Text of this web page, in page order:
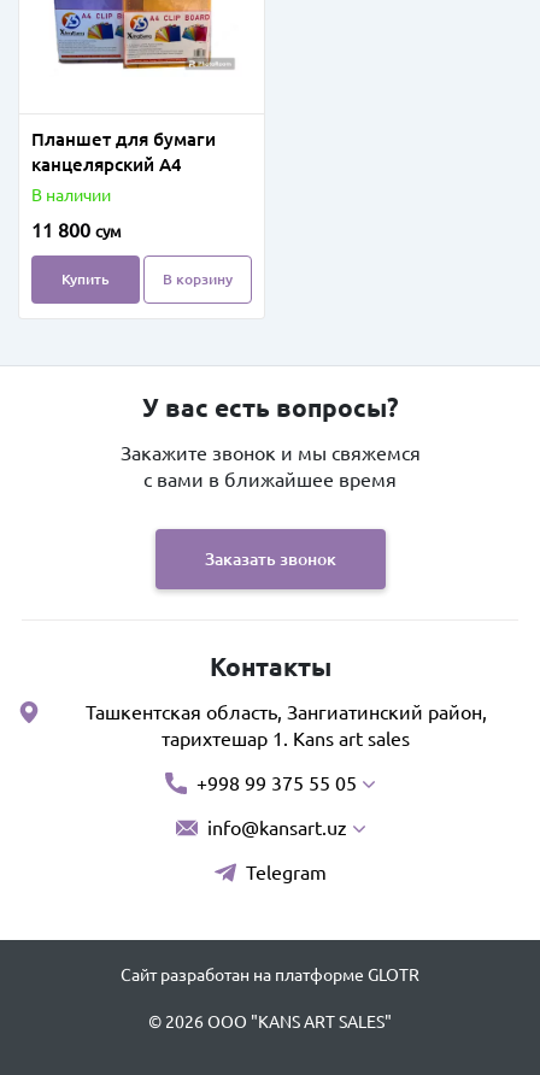
Планшет для бумаги
канцелярский A4
В наличии
11 800 сум
Купить В корзину
У вас есть вопросы?
Закажите звонок и мы свяжемся
с вами в ближайшее время
Заказать звонок
Контакты
Ташкентская область, Зангиатинский район,
тарихтешар 1. Kans art sales
+998 99 375 55 05
info@kansart.uz
Telegram
Сайт разработан на платформе GLOTR
© 2026 OOO "KANS ART SALES"